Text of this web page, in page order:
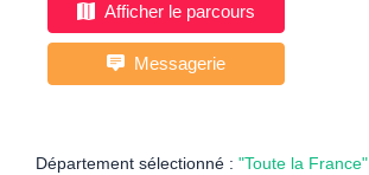
Afficher le parcours
Messagerie
Département sélectionné : "Toute la France"